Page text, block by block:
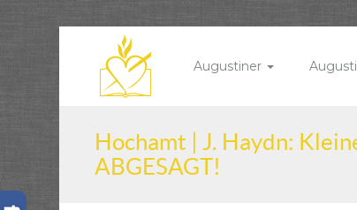
Augustiner
Hochamt | J. Haydn:
ABGESAGT!